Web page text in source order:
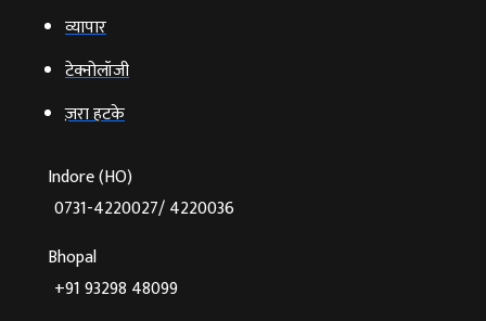
व्‍यापार
टेक्‍नोलॉजी
ज़रा हटके
Indore (HO)
0731-4220027/ 4220036
Bhopal
+91 93298 48099